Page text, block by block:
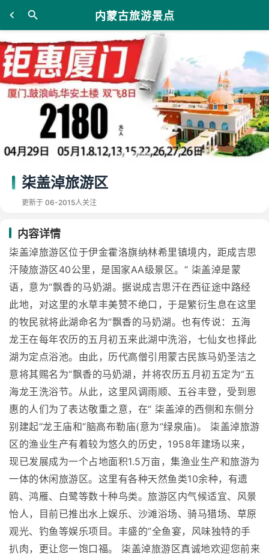
内蒙古旅游景点
柒盖淖旅游区
更新于 06-2015人关注
内容详情
柒盖淖旅游区位于伊金霍洛旗纳林希里镇境内，距成吉思
汗陵旅游区40公里，是国家AA级景区。“ 柒盖淖是蒙
语，意为“飘香的马奶湖。据说成吉思汗在西征途中路经
此地，对这里的水草丰美赞不绝口，于是繁衍生息在这里
的牧民就将此湖命名为“飘香的马奶湖。也有传说：五海
龙王在每年农历的五月初五来此湖中洗浴，七仙女也择此
湖为定点浴池。由此，历代高僧引用蒙古民族马奶圣洁之
意将其赐名为“飘香的马奶湖，并将农历五月初五定为“五
海龙王洗浴节。从此，这里风调雨顺、五谷丰登，受到恩
惠的人们为了表达敬重之意，在“ 柒盖淖的西侧和东侧分
别建起“龙王庙和“脑高布勒庙(意为“绿泉庙)。 柒盖淖旅游
区的渔业生产有着较为悠久的历史，1958年建场以来，
现已发展成为一个占地面积1.5万亩，集渔业生产和旅游为
一体的休闲旅游区。这里有各种天然鱼类10余种，有遗
鸥、鸿雁、白鹭等数十种鸟类。旅游区内气候适宜、风景
怡人，目前已推出水上娱乐、沙滩浴场、骑马猎场、草原
观光、钓鱼等娱乐项目。丰盛的“全鱼宴，风味独特的手
扒肉，更让您一饱口福。 柒盖淖旅游区真诚地欢迎您前来